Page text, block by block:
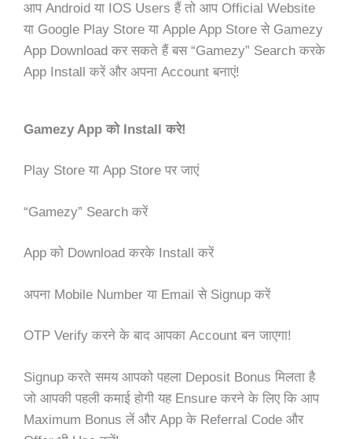
आप Android या IOS Users हैं तो आप Official Website
या Google Play Store या Apple App Store से Gamezy
App Download कर सकते हैं बस “Gamezy” Search करके
App Install करें और अपना Account बनाएं!
Gamezy App को Install करे!
Play Store या App Store पर जाएं
“Gamezy” Search करें
App को Download करके Install करें
अपना Mobile Number या Email से Signup करें
OTP Verify करने के बाद आपका Account बन जाएगा!
Signup करते समय आपको पहला Deposit Bonus मिलता है
जो आपकी पहली कमाई होगी यह Ensure करने के लिए कि आप
Maximum Bonus लें और App के Referral Code और